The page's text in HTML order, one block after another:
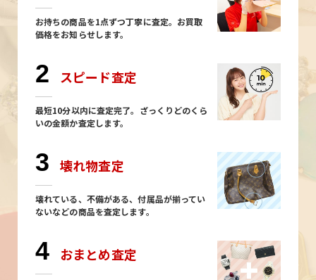
お持ちの商品を1点ずつ丁寧に査定。お買取
価格をお知らせします。
2 スピード査定
最短10分以内に査定完了。ざっくりどのくら
いの金額か査定します。
3 壊れ物査定
壊れている、不備がある、付属品が揃ってい
ないなどの商品を査定します。
4 おまとめ査定